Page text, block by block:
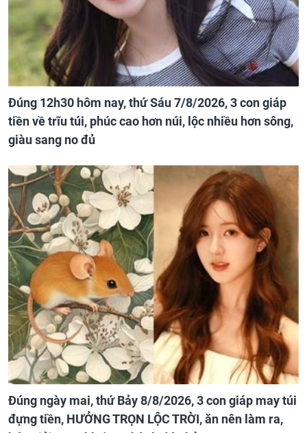
Đúng 12h30 hôm nay, thứ Sáu 7/8/2026, 3 con giáp
tiền về trĩu túi, phúc cao hơn núi, lộc nhiều hơn sông,
giàu sang no đủ
Đúng ngày mai, thứ Bảy 8/8/2026, 3 con giáp may túi
đựng tiền, HƯỞNG TRỌN LỘC TRỜI, ăn nên làm ra,